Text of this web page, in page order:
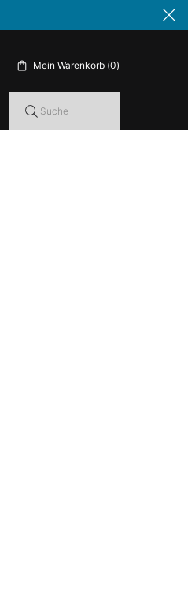
Mein Warenkorb 0
0 Produkt im Warenkorb
Suche